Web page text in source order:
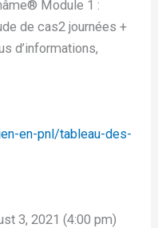
Module 1 :
de cas2 journées +
d’informations,
en-pnl/tableau-des-
3, 2021 (4:00 pm)